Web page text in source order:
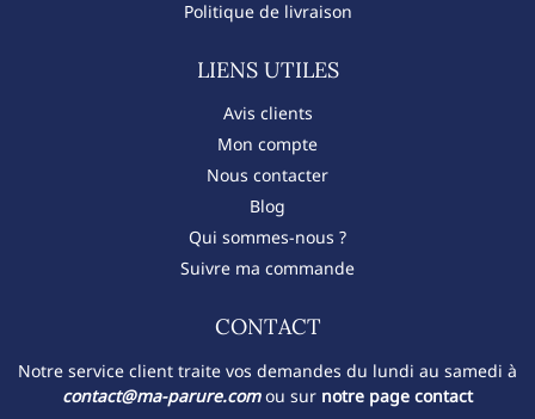
Politique de livraison
LIENS UTILES
Avis clients
Mon compte
Nous contacter
Blog
Qui sommes-nous ?
Suivre ma commande
CONTACT​
Notre service client traite vos demandes du lundi au samedi à
contact@ma-parure.comou sur notre page contact